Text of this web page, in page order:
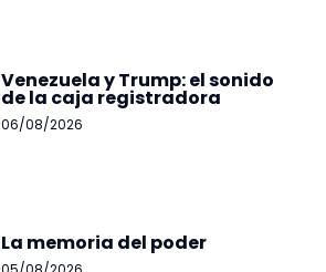
Venezuela y Trump: el sonido
de la caja registradora
06/08/2026
La memoria del poder